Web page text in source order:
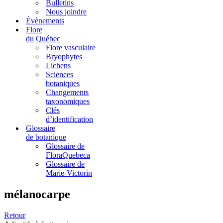
Bulletins
Nous joindre
Évènements
Flore
du Québec
Flore vasculaire
Bryophytes
Lichens
Sciences
botaniques
Changements
taxonomiques
Clés
d’identification
Glossaire
de botanique
Glossaire de
FloraQuebeca
Glossaire de
Marie-Victorin
mélanocarpe
Retour